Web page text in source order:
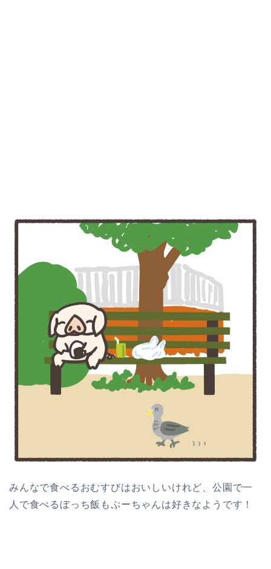
みんなで食べるおむすびはおいしいけれど、公園で一
人で食べるぼっち飯もぷーちゃんは好きなようです！